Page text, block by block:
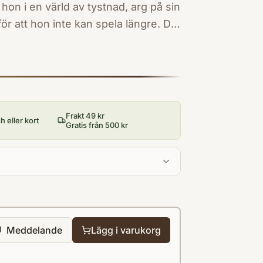
i en värld av tystnad, arg på sin
att hon inte kan spela längre. Då
undangömda i
nytt hot dyker upp och
2022 med sin barnbok October,
värme, en bergochdalbana
Reading List
eller kort
Frakt 49 kr
Gratis från 500 kr
Meddelande Lägg i varukorg